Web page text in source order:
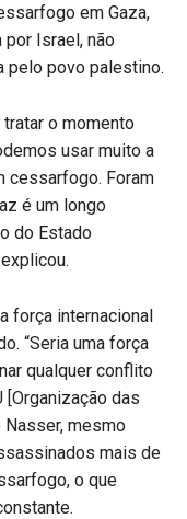
em Gaza,
por Israel, não
pelo povo palestino.
o momento
usar muito a
cessarfogo. Foram
é um longo
do Estado
força internacional
“Seria uma força
qualquer conflito
das
Nasser, mesmo
mais de
o que